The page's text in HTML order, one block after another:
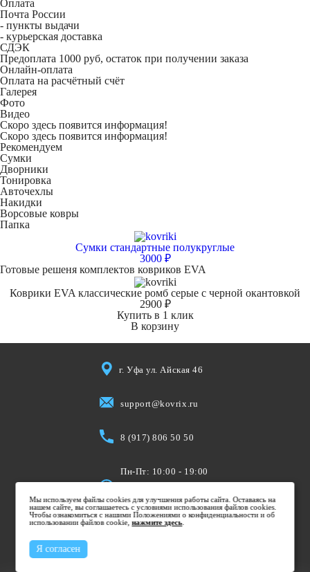
Оплата
Почта России
- пункты выдачи
- курьерская доставка
СДЭК
Предоплата 1000 руб, остаток при получении заказа
Онлайн-оплата
Оплата на расчётный счёт
Галерея
Фото
Видео
Скоро здесь появится информация!
Скоро здесь появится информация!
Рекомендуем
Сумки
Дворники
Тонировка
Авточехлы
Накидки
Ворсовые ковры
Папка
Сумки стандартные полукруглые
3000 ₽
Готовые решеня комплектов ковриков EVA
Коврики EVA классические ромб серые с черной окантовкой
2900 ₽
Купить в 1 клик
В корзину
г. Уфа ул. Айская 46
support@kovrix.ru
8 (917) 806 50 50
Пн-Пт: 10:00 - 19:00
Вс: Выходной
Мы используем файлы cookies для улучшения работы сайта. Оставаясь на
нашем сайте, вы соглашаетесь с условиями использования файлов cookies.
Чтобы ознакомиться с нашими Положениями о конфиденциальности и об
использовании файлов cookie,нажмите здесь.
Я согласен